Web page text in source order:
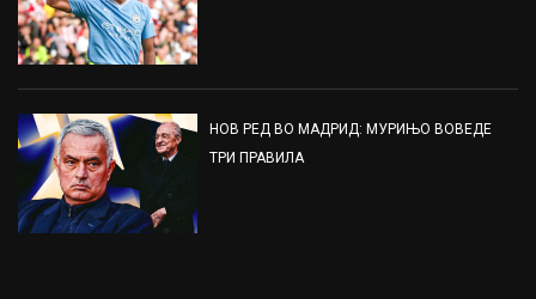
НОВ РЕД ВО МАДРИД: МУРИЊО ВОВЕДЕ
ТРИ ПРАВИЛА